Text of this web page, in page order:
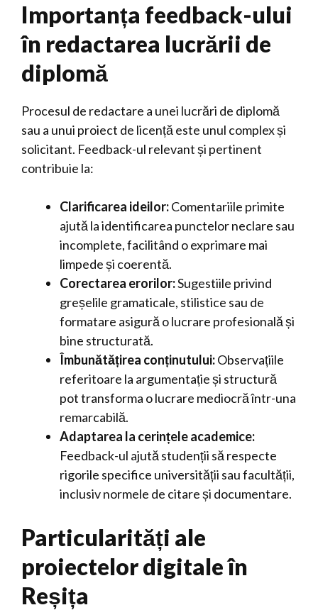
Importanța feedback-ului
în redactarea lucrării de
diplomă
Procesul de redactare a unei lucrări de diplomă
sau a unui proiect de licență este unul complex și
solicitant. Feedback-ul relevant și pertinent
contribuie la:
Clarificarea ideilor:Comentariile primite
ajută la identificarea punctelor neclare sau
incomplete, facilitând o exprimare mai
limpede și coerentă.
Corectarea erorilor:Sugestiile privind
greșelile gramaticale, stilistice sau de
formatare asigură o lucrare profesională și
bine structurată.
Îmbunătățirea conținutului:Observațiile
referitoare la argumentație și structură
pot transforma o lucrare mediocră într-una
remarcabilă.
Adaptarea la cerințele academice:
Feedback-ul ajută studenții să respecte
rigorile specifice universității sau facultății,
inclusiv normele de citare și documentare.
Particularități ale
proiectelor digitale în
Reșița